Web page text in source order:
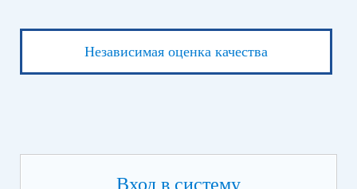
Независимая оценка качества
Вход в систему